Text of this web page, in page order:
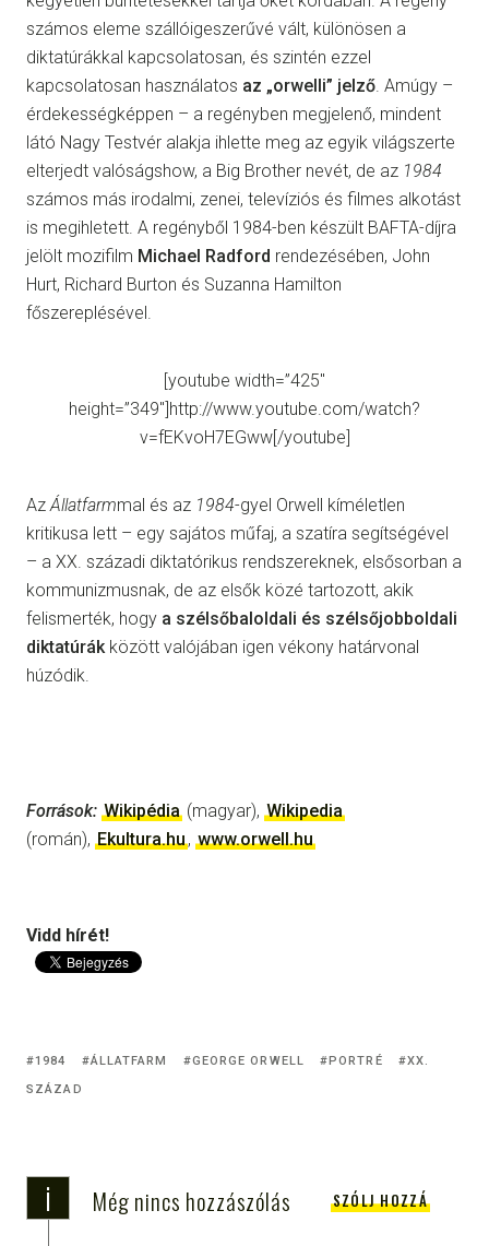
számos eleme szállóigeszerűvé vált, különösen a
diktatúrákkal kapcsolatosan, és szintén ezzel
kapcsolatosan használatos az „orwelli” jelző . Amúgy –
érdekességképpen – a regényben megjelenő, mindent
látó Nagy Testvér alakja ihlette meg az egyik világszerte
elterjedt valóságshow, a Big Brother nevét, de az 1984
számos más irodalmi, zenei, televíziós és filmes alkotást
is megihletett. A regényből 1984-ben készült BAFTA-díjra
jelölt mozifilm Michael Radford rendezésében, John
Hurt, Richard Burton és Suzanna Hamilton
főszereplésével.
[youtube width=”425″
height=”349″]http://www.youtube.com/watch?
v=fEKvoH7EGww[/youtube]
Az Állatfarmmal és az 1984-gyel Orwell kíméletlen
kritikusa lett – egy sajátos műfaj, a szatíra segítségével
– a XX. századi diktatórikus rendszereknek, elsősorban a
kommunizmusnak, de az elsők közé tartozott, akik
felismerték, hogy a szélsőbaloldali és szélsőjobboldali
diktatúrák között valójában igen vékony határvonal
húzódik.
Források: Wikipédia (magyar), Wikipedia
(román), Ekultura.hu, www.orwell.hu
Vidd hírét!
1984 ÁLLATFARM GEORGE ORWELL PORTRÉ
XX.
SZÁZAD
i Még nincs hozzászólás SZÓLJ HOZZÁ